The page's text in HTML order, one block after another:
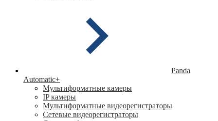
Panda
Automatic+
Мультиформатные камеры
IP камеры
Мультиформатные видеорегистраторы
Сетевые видеорегистраторы